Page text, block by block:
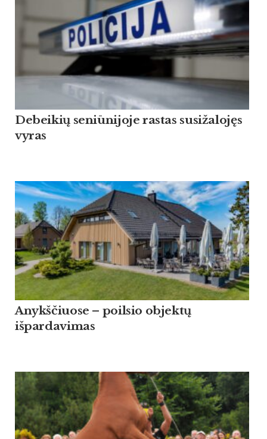
Debeikių seniūnijoje rastas susižalojęs
vyras
Anykščiuose – poilsio objektų
išpardavimas